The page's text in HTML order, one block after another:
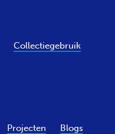
Collectiegebruik
Projecten Blogs